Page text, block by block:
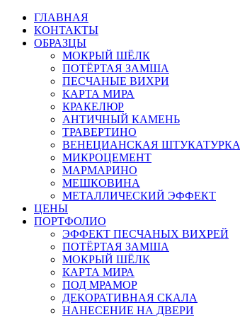
ГЛАВНАЯ
КОНТАКТЫ
ОБРАЗЦЫ
МОКРЫЙ ШЁЛК
ПОТЁРТАЯ ЗАМША
ПЕСЧАНЫЕ ВИХРИ
КАРТА МИРА
КРАКЕЛЮР
АНТИЧНЫЙ КАМЕНЬ
ТРАВЕРТИНО
ВЕНЕЦИАНСКАЯ ШТУКАТУРКА
МИКРОЦЕМЕНТ
МАРМАРИНО
МЕШКОВИНА
МЕТАЛЛИЧЕСКИЙ ЭФФЕКТ
ЦЕНЫ
ПОРТФОЛИО
ЭФФЕКТ ПЕСЧАНЫХ ВИХРЕЙ
ПОТЁРТАЯ ЗАМША
МОКРЫЙ ШЁЛК
КАРТА МИРА
ПОД МРАМОР
ДЕКОРАТИВНАЯ СКАЛА
НАНЕСЕНИЕ НА ДВЕРИ